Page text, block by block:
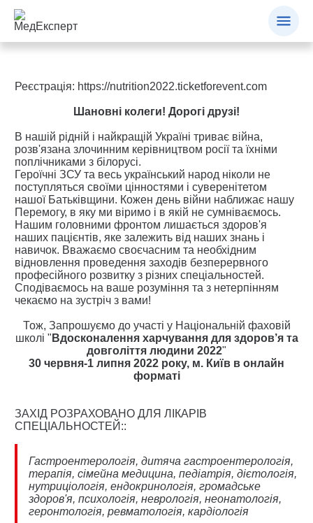
Реєстрація: https://nutrition2022.ticketforevent.com
Шановні колеги! Дорогі друзі!
В нашій рідній і найкращій Україні триває війна,
розв'язана злочинним керівництвом росії та їхніми
поплічниками з білорусі.
Героїчні ЗСУ та весь український народ ніколи не
поступляться своїми цінностями і суверенітетом
нашої Батьківщини. Кожен день війни наближає нашу
Перемогу, в яку ми віримо і в якій не сумніваємось.
Нашим головними фронтом лишається здоров'я
наших пацієнтів, яке залежить від наших знань і
навичок. Вважаємо своєчасним та необхідним
відновлення проведення заходів безперервного
професійного розвитку з різних спеціальностей.
Сподіваємось на ваше розуміння та з нетерпінням
чекаємо на зустріч з вами!
Тож, Запрошуємо до участі у Національній фаховій
школі " Вдосконалення харчування для здоров’я та
довголіття людини 2022"
30 червня-1 липня 2022 року, м. Київ в онлайн
форматі
ЗАХІД РОЗРАХОВАНО ДЛЯ ЛІКАРІВ
СПЕЦІАЛЬНОСТЕЙ::
Гастроентерологія, дитяча гастроентерологія,
терапія, сімейна медицина, педіатрія, дієтологія,
нутриціологія, ендокринологія, громадське
здоров'я, психологія, неврологія, неонатологія,
геронтологія, ревматологія, кардіологія